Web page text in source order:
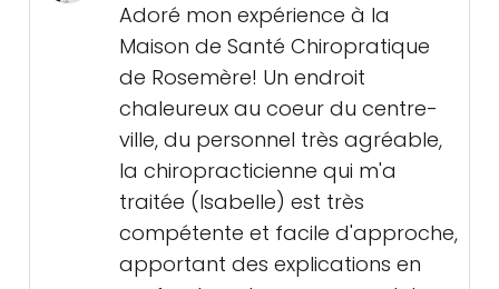
Adoré mon expérience à la
Maison de Santé Chiropratique
de Rosemère! Un endroit
chaleureux au coeur du centre-
ville, du personnel très agréable,
la chiropracticienne qui m'a
traitée (Isabelle) est très
compétente et facile d'approche,
apportant des explications en